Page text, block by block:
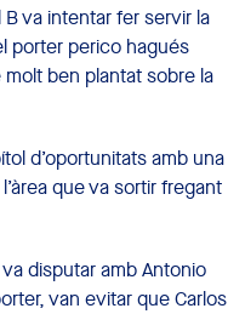
va intentar fer servir la
porter perico hagués
ben plantat sobre la
d’oportunitats amb una
que va sortir fregant
disputar amb Antonio
van evitar que Carlos